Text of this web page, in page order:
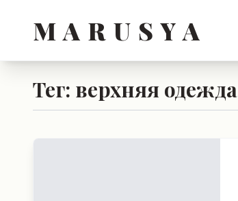
M A R U S Y A
Тег: верхняя одежда